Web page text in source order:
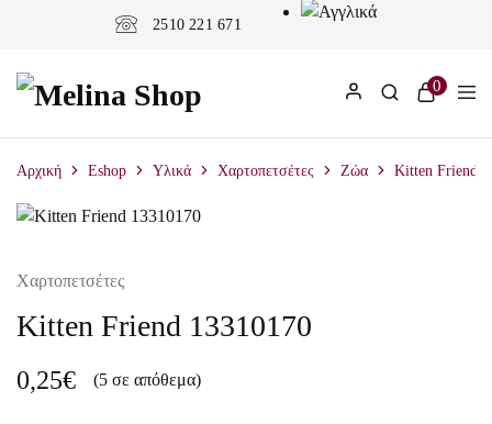
2510 221 671
0
Αρχική Eshop Υλικά Χαρτοπετσέτες Ζώα Kitten Friend
Χαρτοπετσέτες
Kitten Friend 13310170
0,25€ (5 σε απόθεμα)